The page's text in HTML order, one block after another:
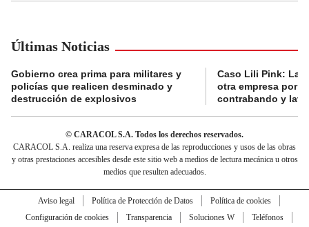
Últimas Noticias
Gobierno crea prima para militares y
policías que realicen desminado y
destrucción de explosivos
Caso Lili Pink: La
otra empresa por
contrabando y
© CARACOL S.A. Todos los derechos reservados.
CARACOL S.A. realiza una reserva expresa de las reproducciones y usos de las obras
y otras prestaciones accesibles desde este sitio web a medios de lectura mecánica u otros
medios que resulten adecuados.
Aviso legal Política de Protección de Datos
Política de cookies
Configuración de cookies
Transparencia Soluciones W
Teléfonos